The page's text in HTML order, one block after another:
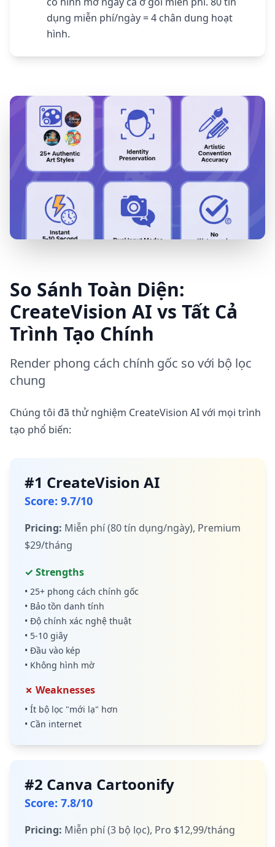
dụng miễn phí/ngày = 4 chân dung hoạt
hình.
So Sánh Toàn Diện:
CreateVision AI vs Tất Cả
Trình Tạo Chính
Render phong cách chính gốc so với bộ lọc
chung
Chúng tôi đã thử nghiệm CreateVision AI với mọi trình
tạo phổ biến:
#1 CreateVision AI
Score: 9.7/10
Pricing: Miễn phí (80 tín dụng/ngày), Premium
$29/tháng
✓ Strengths
• 25+ phong cách chính gốc
• Bảo tồn danh tính
• Độ chính xác nghệ thuật
• 5-10 giây
• Đầu vào kép
• Không hình mờ
✗ Weaknesses
• Ít bộ lọc "mới lạ" hơn
• Cần internet
#2 Canva Cartoonify
Score: 7.8/10
Pricing: Miễn phí (3 bộ lọc), Pro $12,99/tháng